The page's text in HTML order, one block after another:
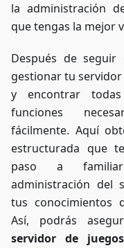
la administración
que tengas la mejor
Después de seguir
gestionar tu
y encontrar
funciones
fácilmente. Aquí
estructurada que
paso a
administración del
tus conocimientos
Así, podrás
servidor de